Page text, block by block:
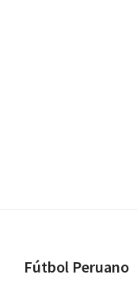
Footer
Fútbol Peruano